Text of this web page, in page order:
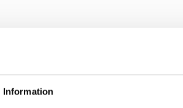
Information